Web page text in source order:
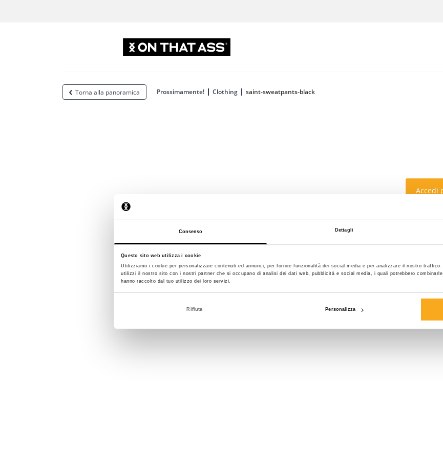
Consenso Dettagli
Questo sito web utilizza i cookie
Utilizziamo i cookie per personalizzare contenuti ed annunci, per fornire funzionalità dei social media e per analizzare il nostro
utilizzi il nostro sito con i nostri partner che si occupano di analisi dei dati web, pubblicità e social media, i quali potrebbero
hanno raccolto dal tuo utilizzo dei loro servizi.
Rifiuta Personalizza
Torna alla panoramica Prossimamente! Clothing saint-sweatpants-black
Accedi
Taglia*